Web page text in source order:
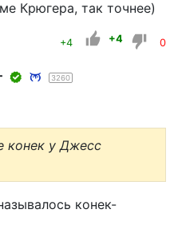
Крюгера, так точнее)
+4 +4 0
3260
у Джесс
конек-